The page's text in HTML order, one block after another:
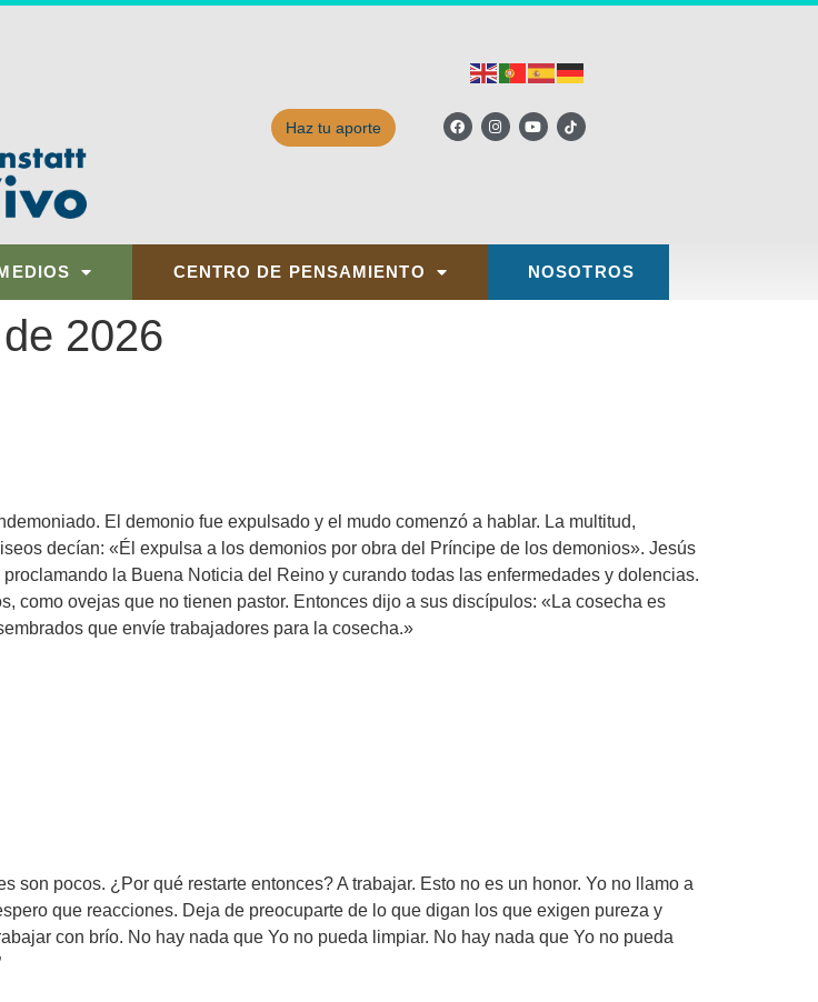
Haz tu aporte
CENTRO DE PENSAMIENTO NOSOTROS
2026
El demonio fue expulsado y el mudo comenzó a hablar. La multitud,
decían: «Él expulsa a los demonios por obra del Príncipe de los demonios». Jesús
la Buena Noticia del Reino y curando todas las enfermedades y dolencias.
como ovejas que no tienen pastor. Entonces dijo a sus discípulos: «La cosecha es
que envíe trabajadores para la cosecha.»
son pocos. ¿Por qué restarte entonces? A trabajar. Esto no es un honor. Yo no llamo a
que reacciones. Deja de preocuparte de lo que digan los que exigen pureza y
con brío. No hay nada que Yo no pueda limpiar. No hay nada que Yo no pueda